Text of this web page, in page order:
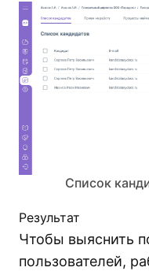
Список
Результат
Чтобы выяснить
пользователей,